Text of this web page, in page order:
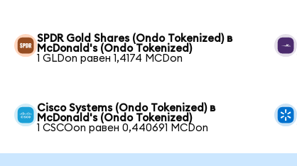
SPDR Gold Shares (Ondo Tokenized) в
McDonald's (Ondo Tokenized)
1 GLDon равен 1,4174 MCDon
Cisco Systems (Ondo Tokenized) в
McDonald's (Ondo Tokenized)
1 CSCOon равен 0,440691 MCDon